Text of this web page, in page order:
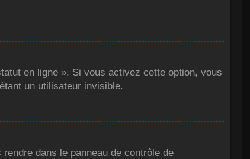
en ligne ». Si vous activez cette option, vous
un utilisateur invisible.
dans le panneau de contrôle de